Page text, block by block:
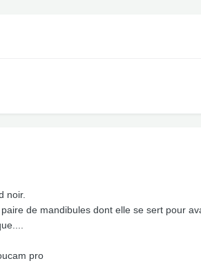
noir.
de mandibules dont elle se sert pour
pro